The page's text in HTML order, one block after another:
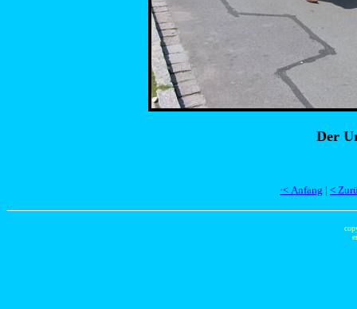
Der
·< Anfang | <